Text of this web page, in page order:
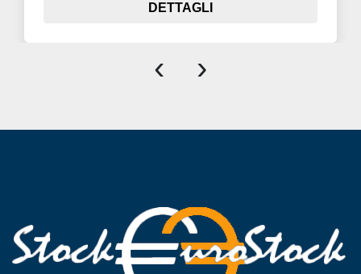
DETTAGLI
‹ ›